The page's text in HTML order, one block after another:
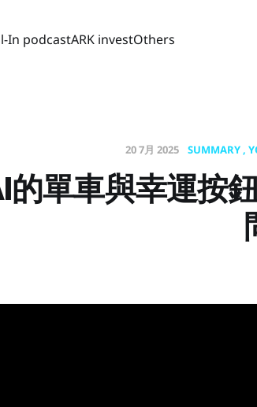
In podcastARK investOthers
20 7月 2025 SUMMARY
的單車與幸運按